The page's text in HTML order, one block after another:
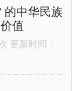
的中华民族
值
更新时间：